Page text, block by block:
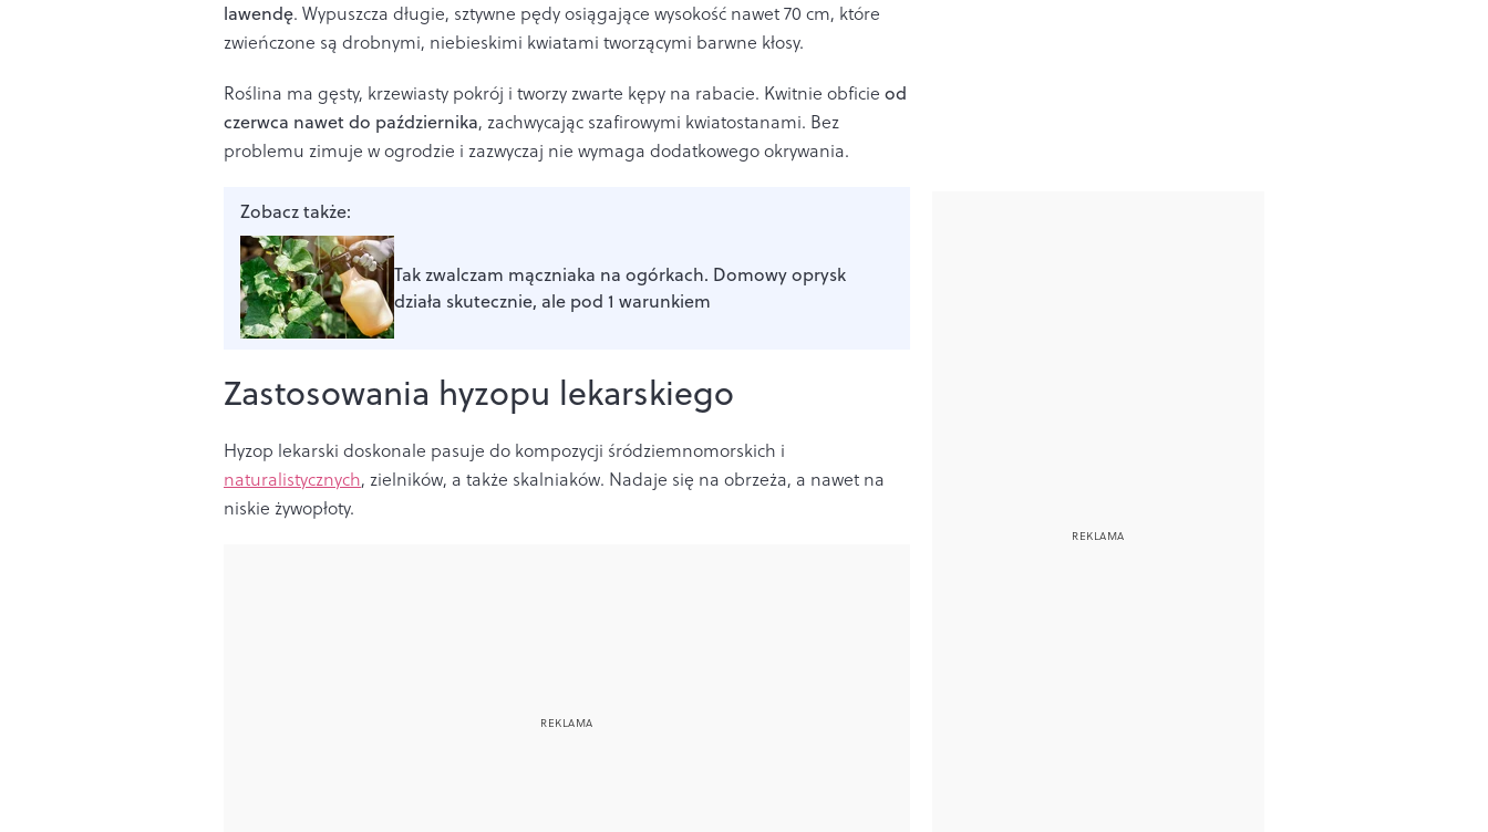
lawendę. Wypuszcza długie, sztywne pędy osiągające wysokość nawet 70 cm, które
zwieńczone są drobnymi, niebieskimi kwiatami tworzącymi barwne kłosy.
Roślina ma gęsty, krzewiasty pokrój i tworzy zwarte kępy na rabacie. Kwitnie obficie od
czerwca nawet do października, zachwycając szafirowymi kwiatostanami. Bez
problemu zimuje w ogrodzie i zazwyczaj nie wymaga dodatkowego okrywania.
Zobacz także:
Tak zwalczam mączniaka na ogórkach. Domowy oprysk
działa skutecznie, ale pod 1 warunkiem
Zastosowania hyzopu lekarskiego
Hyzop lekarski doskonale pasuje do kompozycji śródziemnomorskich i
naturalistycznych, zielników, a także skalniaków. Nadaje się na obrzeża, a nawet na
niskie żywopłoty.